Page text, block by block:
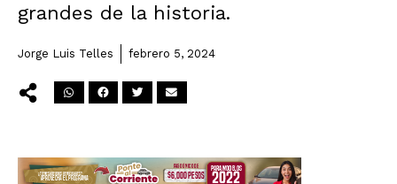
grandes de la historia.
Jorge Luis Telles febrero 5, 2024